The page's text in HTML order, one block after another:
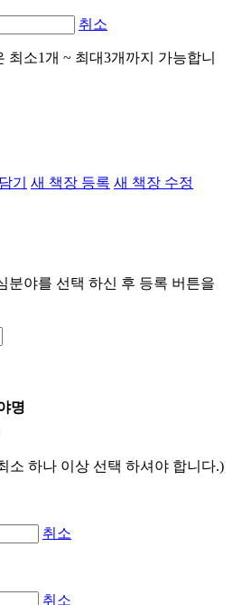
취소
최소1개 ~ 최대3개까지 가능합니
기 새 책장 등록 새 책장 수정
분야를 선택 하신 후 등록 버튼을
명
소 하나 이상 선택 하셔야 합니다.)
취소
취소